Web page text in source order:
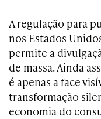
A regulação para
nos Estados
permite a
de massa. Ainda
é apenas a face
transformação
economia do